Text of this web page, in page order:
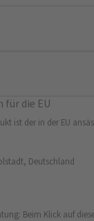
die EU
ist der in der EU
Deutschland
Beim Klick auf